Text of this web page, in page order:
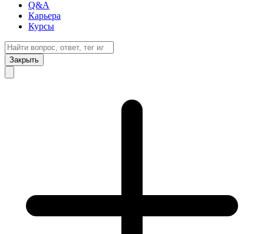
Q&A
Карьера
Курсы
Закрыть